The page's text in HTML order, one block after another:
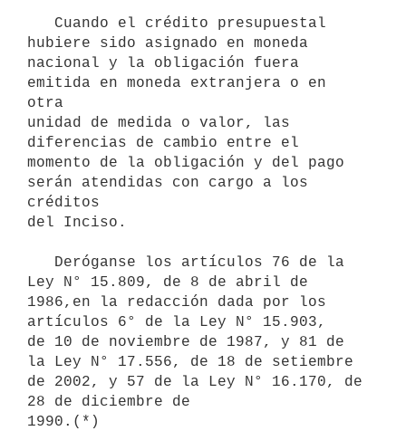
hubiere sido asignado en moneda
nacional y la obligación fuera
emitida en moneda extranjera o en
otra
unidad de medida o valor, las
diferencias de cambio entre el
momento de la obligación y del pago
serán atendidas con cargo a los
créditos
del Inciso.
Ley N° 15.809, de 8 de abril de
1986,en la redacción dada por los
artículos 6° de la Ley N° 15.903,
de 10 de noviembre de 1987, y 81 de
la Ley N° 17.556, de 18 de setiembre
de 2002, y 57 de la Ley N° 16.170, de
28 de diciembre de
1990.(*)